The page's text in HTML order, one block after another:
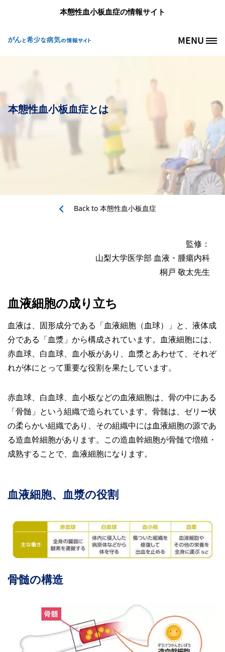
メインコンテンツに移動
本態性血小板血症の情報サイト
Site Logo MENU
本態性血小板血症とは
Back to 本態性血小板血症
監修：
山梨大学医学部 血液・腫瘍内科
桐戸 敬太先生
血液細胞の成り立ち
血液は、固形成分である「血液細胞（血球）」と、液体成
分である「血漿」から構成されています。血液細胞には、
赤血球、白血球、血小板があり、血漿とあわせて、それぞ
れが体にとって重要な役割を果たしています。
赤血球、白血球、血小板などの血液細胞は、骨の中にある
「骨髄」という組織で造られています。骨髄は、ゼリー状
の柔らかい組織であり、その組織中には血液細胞の源であ
る造血幹細胞があります。この造血幹細胞が骨髄で増殖・
成熟することで、血液細胞になります。
血液細胞、血漿の役割
骨髄の構造